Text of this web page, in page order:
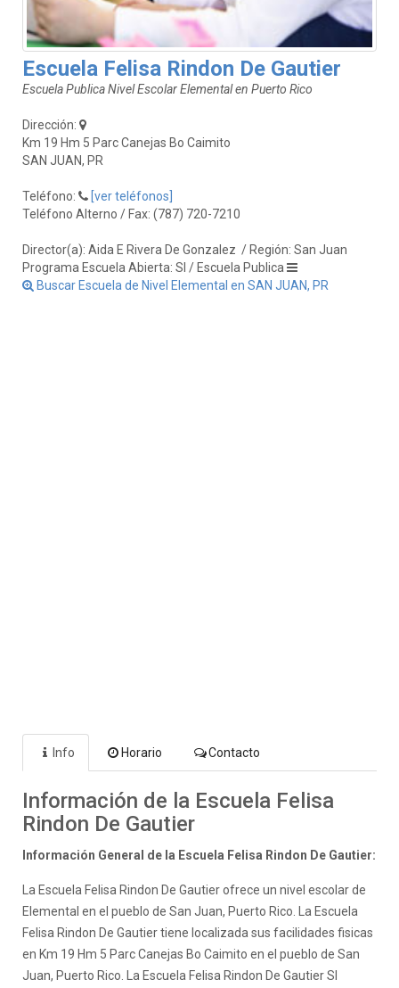
Escuela Felisa Rindon De Gautier
Escuela Publica Nivel Escolar Elemental en Puerto Rico
Dirección:
Km 19 Hm 5 Parc Canejas Bo Caimito
SAN JUAN, PR
Teléfono:
[ver teléfonos]
Teléfono Alterno / Fax: (787) 720-7210
Director(a): Aida E Rivera De Gonzalez / Región: San Juan
Programa Escuela Abierta: SI / Escuela Publica
Buscar Escuela de Nivel Elemental en SAN JUAN, PR
Info Horario Contacto
Información de la Escuela Felisa
Rindon De Gautier
Información General de la Escuela Felisa Rindon De Gautier:
La Escuela Felisa Rindon De Gautier ofrece un nivel escolar de
Elemental en el pueblo de San Juan, Puerto Rico. La Escuela
Felisa Rindon De Gautier tiene localizada sus facilidades fisicas
en Km 19 Hm 5 Parc Canejas Bo Caimito en el pueblo de San
Juan, Puerto Rico. La Escuela Felisa Rindon De Gautier SI